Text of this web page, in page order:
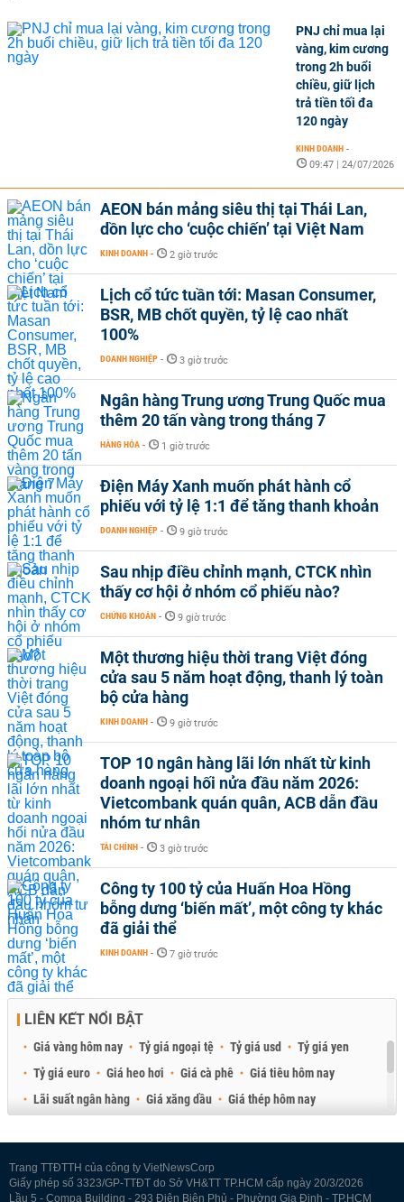
PNJ chỉ mua lại
vàng, kim cương
trong 2h buổi
chiều, giữ lịch
trả tiền tối đa
120 ngày
KINH DOANH -
09:47 | 24/07/2026
AEON bán mảng siêu thị tại Thái Lan,
dồn lực cho ‘cuộc chiến’ tại Việt Nam
KINH DOANH - 2 giờ trước
Lịch cổ tức tuần tới: Masan Consumer,
BSR, MB chốt quyền, tỷ lệ cao nhất
100%
DOANH NGHIỆP - 3 giờ trước
Ngân hàng Trung ương Trung Quốc mua
thêm 20 tấn vàng trong tháng 7
HÀNG HÓA - 1 giờ trước
Điện Máy Xanh muốn phát hành cổ
phiếu với tỷ lệ 1:1 để tăng thanh khoản
DOANH NGHIỆP - 9 giờ trước
Sau nhịp điều chỉnh mạnh, CTCK nhìn
thấy cơ hội ở nhóm cổ phiếu nào?
CHỨNG KHOÁN - 9 giờ trước
Một thương hiệu thời trang Việt đóng
cửa sau 5 năm hoạt động, thanh lý toàn
bộ cửa hàng
KINH DOANH - 9 giờ trước
TOP 10 ngân hàng lãi lớn nhất từ kinh
doanh ngoại hối nửa đầu năm 2026:
Vietcombank quán quân, ACB dẫn đầu
nhóm tư nhân
TÀI CHÍNH - 3 giờ trước
Công ty 100 tỷ của Huấn Hoa Hồng
bỗng dưng ‘biến mất’, một công ty khác
đã giải thể
KINH DOANH - 7 giờ trước
LIÊN KẾT NỔI BẬT
Giá vàng hôm nay Tỷ giá ngoại tệ Tỷ giá usd
Tỷ giá yen
Tỷ giá euro
Giá heo hơi Giá cà phê
Giá tiêu hôm nay
Lãi suất ngân hàng
Giá xăng dầu
Giá thép hôm nay
Trang TTĐTTH của công ty VietNewsCorp
Giấy phép số 3323/GP-TTĐT do Sở VH&TT TP.HCM cấp ngày 20/3/2026
Lầu 5 - Compa Building - 293 Điện Biên Phủ - Phường Gia Định - TP.HCM